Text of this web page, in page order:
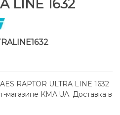
LINE 1632
RAPTOR ULTRA LINE 1632
магазине KMA.UA. Доставка в